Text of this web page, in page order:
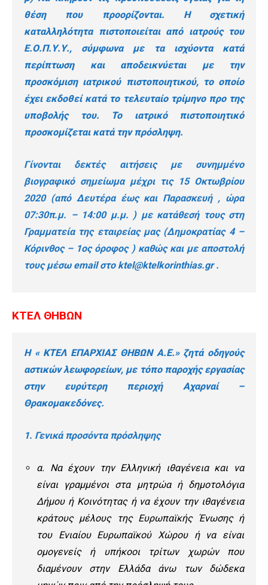
θέση που προορίζονται. Η σχετική
καταλληλότητα πιστοποιείται από ιατρούς του
Ε.Ο.Π.Υ.Υ., σύμφωνα με τα ισχύοντα κατά
περίπτωση και αποδεικνύεται με την
προσκόμιση ιατρικού πιστοποιητικού, το οποίο
έχει εκδοθεί κατά το τελευταίο τρίμηνο προ της
υποβολής του. Το ιατρικό πιστοποιητικό
προσκομίζεται κατά την πρόσληψη.
Γίνονται δεκτές αιτήσεις με συνημμένο
βιογραφικό σημείωμα μέχρι τις 15 Οκτωβρίου
2020 (από Δευτέρα έως και Παρασκευή , ώρα
07:30π.μ. – 14:00 μ.μ. ) με κατάθεσή τους στη
Γραμματεία της εταιρείας μας (Δημοκρατίας 4 –
Κόρινθος – 1ος όροφος ) καθώς και με αποστολή
τους μέσω email στο ktel@ktelkorinthias.gr.
ΚΤΕΛ ΘΗΒΩΝ
Η « ΚΤΕΛ ΕΠΑΡΧΙΑΣ ΘΗΒΩΝ Α.Ε.» ζητά οδηγούς
αστικών λεωφορείων, με τόπο παροχής εργασίας
στην ευρύτερη περιοχή Αχαρναί –
Θρακομακεδόνες.
1. Γενικά προσόντα πρόσληψης
α. Να έχουν την Ελληνική ιθαγένεια και να
είναι γραμμένοι στα μητρώα ή δημοτολόγια
Δήμου ή Κοινότητας ή να έχουν την ιθαγένεια
κράτους μέλους της Ευρωπαϊκής Ένωσης ή
του Ενιαίου Ευρωπαϊκού Χώρου ή να είναι
ομογενείς ή υπήκοοι τρίτων χωρών που
διαμένουν στην Ελλάδα άνω των δώδεκα